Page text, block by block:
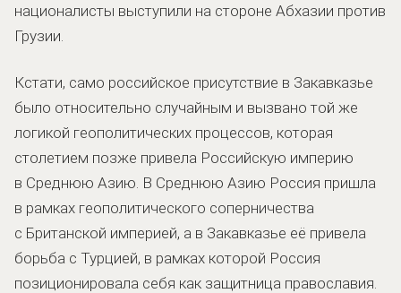
националисты выступили на стороне Абхазии против
Грузии.
Кстати, само российское присутствие в Закавказье
было относительно случайным и вызвано той же
логикой геополитических процессов, которая
столетием позже привела Российскую империю
в Среднюю Азию. В Среднюю Азию Россия пришла
в рамках геополитического соперничества
с Британской империей, а в Закавказье её привела
борьба с Турцией, в рамках которой Россия
позиционировала себя как защитница православия.